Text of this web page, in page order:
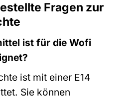
Fragen zur
ist für die Wofi
ist mit einer E14
Sie können